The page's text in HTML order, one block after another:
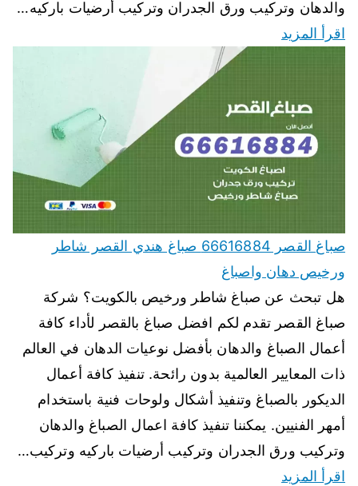
والدهان وتركيب ورق الجدران وتركيب أرضيات باركيه…
اقرأ المزيد
صباغ القصر 66616884 صباغ هندي القصر شاطر
ورخيص دهان واصباغ
هل تبحث عن صباغ شاطر ورخيص بالكويت؟ شركة
صباغ القصر تقدم لكم افضل صباغ بالقصر لأداء كافة
أعمال الصباغ والدهان بأفضل نوعيات الدهان في العالم
ذات المعايير العالمية بدون رائحة. تنفيذ كافة أعمال
الديكور بالصباغ وتنفيذ أشكال ولوحات فنية باستخدام
أمهر الفنيين. يمكننا تنفيذ كافة اعمال الصباغ والدهان
وتركيب ورق الجدران وتركيب أرضيات باركيه وتركيب…
اقرأ المزيد